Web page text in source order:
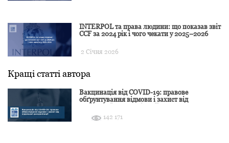
INTERPOL та права людини: що показав звіт
CCF за 2024 рік і чого чекати у 2025–2026
2 Січня 2026
Кращі статті автора
Вакцинація від COVID-19: правове
обґрунтування відмови і захист від
142 171